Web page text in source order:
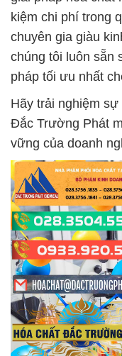
kiệm chi phí trong
chuyên gia giàu
chúng tôi luôn sẵn
pháp tối ưu nhất
Hãy trải nghiệm
Đắc Trường Phát
vững của doanh